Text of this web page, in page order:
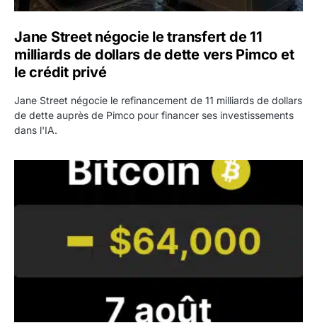
Jane Street négocie le transfert de 11
milliards de dollars de dette vers Pimco et
le crédit privé
Jane Street négocie le refinancement de 11 milliards de dollars
de dette auprès de Pimco pour financer ses investissements
dans l'IA.
Bitcoin stagne à 64 000 dollars pendant que les